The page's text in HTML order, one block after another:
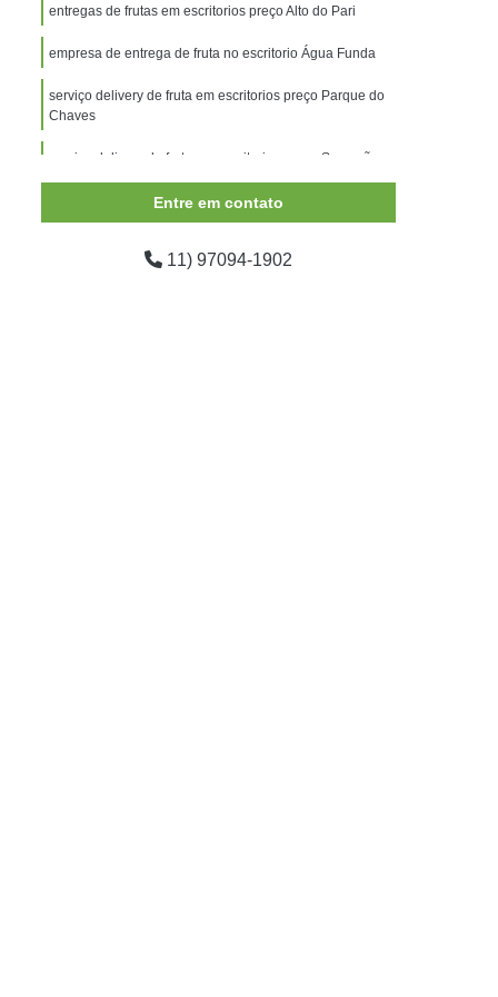
Escritórios Campinas
Empresas Campinas
Empresas Campinas
de Entrega de Frutas Empresas Campinas
Delivery de Fruta em Escritorio
Entrega de Fruta no Escritorio
Entregas de Frutas em Escritorios
Higienizados a Venda
entregas de frutas em escritorios preço Alto do Pari
empresa de entrega de fruta no escritorio Água Funda
serviço delivery de fruta em escritorios preço Parque do
Chaves
serviço delivery de fruta em escritorios preço Sacomã
Entre em contato
11) 97094-1902